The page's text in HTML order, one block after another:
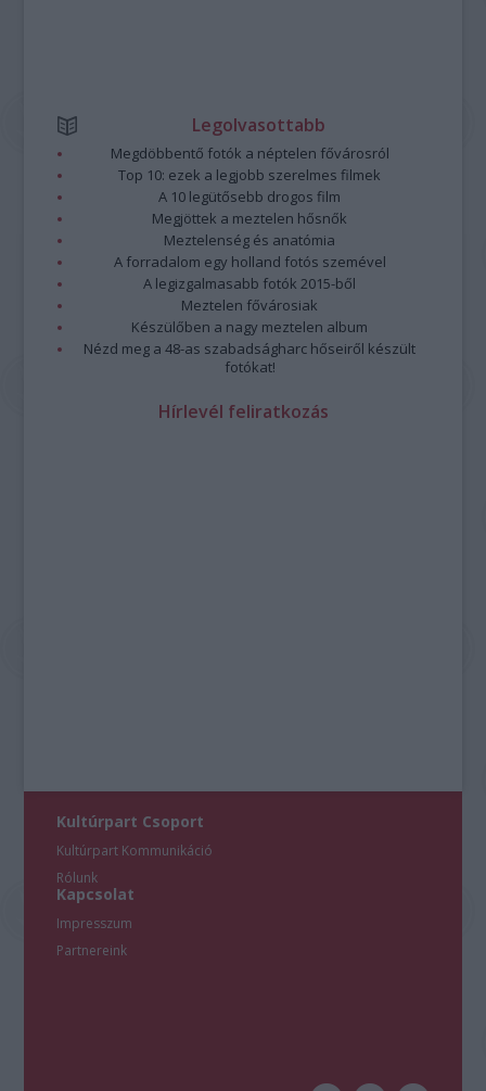
Legolvasottabb
Megdöbbentő fotók a néptelen fővárosról
Top 10: ezek a legjobb szerelmes filmek
A 10 legütősebb drogos film
Megjöttek a meztelen hősnők
Meztelenség és anatómia
A forradalom egy holland fotós szemével
A legizgalmasabb fotók 2015-ből
Meztelen fővárosiak
Készülőben a nagy meztelen album
Nézd meg a 48-as szabadságharc hőseiről készült
fotókat!
Hírlevél feliratkozás
Kultúrpart Csoport
Kultúrpart Kommunikáció
Rólunk
Kapcsolat
Impresszum
Partnereink